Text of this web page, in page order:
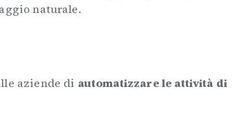
naturale.
aziende di automatizzare le attività di